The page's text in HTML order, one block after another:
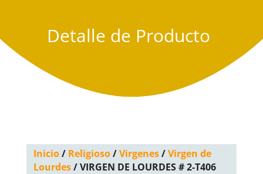
Detalle de Producto
Inicio/ Religioso/Virgenes/Virgen de
Lourdes/ VIRGEN DE LOURDES # 2-T406